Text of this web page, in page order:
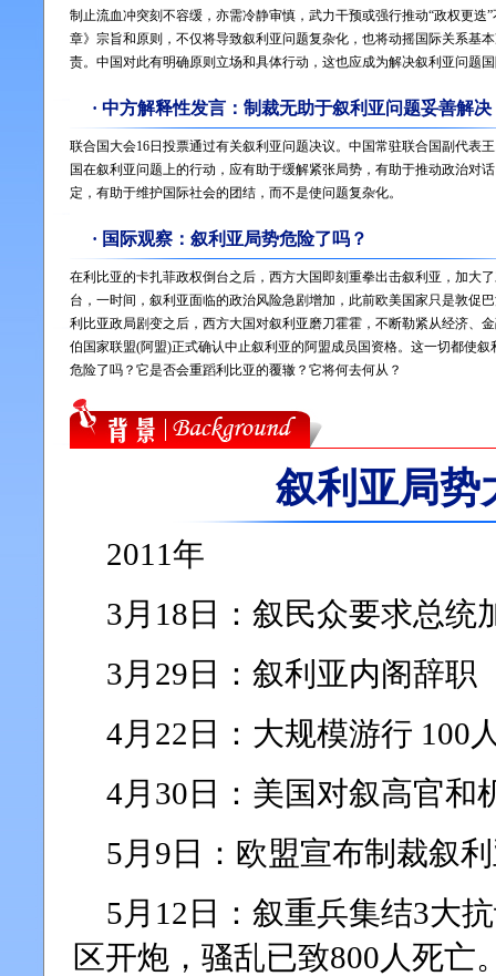
制止流血冲突刻不容缓，亦需冷静审慎，武力干预或强行推动“政权更迭
章》宗旨和原则，不仅将导致叙利亚问题复杂化，也将动摇国际关系基
责。中国对此有明确原则立场和具体行动，这也应成为解决叙利亚问题
· 中方解释性发言：制裁无助于叙利亚问题妥善解决
联合国大会16日投票通过有关叙利亚问题决议。中国常驻联合国副代表
国在叙利亚问题上的行动，应有助于缓解紧张局势，有助于推动政治对
定，有助于维护国际社会的团结，而不是使问题复杂化。
· 国际观察：叙利亚局势危险了吗？
在利比亚的卡扎菲政权倒台之后，西方大国即刻重拳出击叙利亚，加大
台，一时间，叙利亚面临的政治风险急剧增加，此前欧美国家只是敦促
利比亚政局剧变之后，西方大国对叙利亚磨刀霍霍，不断勒紧从经济、
伯国家联盟(阿盟)正式确认中止叙利亚的阿盟成员国资格。这一切都使
危险了吗？它是否会重蹈利比亚的覆辙？它将何去何从？
叙利亚局势
2011年
3月18日：叙民众要求总统
3月29日：叙利亚内阁辞职
4月22日：大规模游行 100
4月30日：美国对叙高官和
5月9日：欧盟宣布制裁叙
5月12日：叙重兵集结3大
区开炮，骚乱已致800人死亡